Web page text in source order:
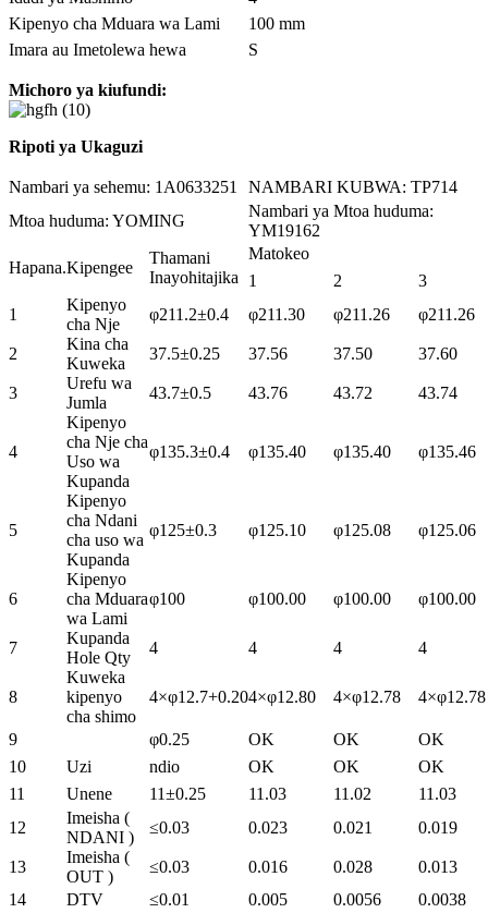
Kipenyo cha Mduara wa Lami
100 mm
Imara au Imetolewa hewa
S
Michoro ya kiufundi:
Ripoti ya Ukaguzi
Nambari ya sehemu: 1A0633251
NAMBARI KUBWA: TP714
Mtoa huduma: YOMING
Nambari ya Mtoa huduma:
YM19162
Hapana.Kipengee
Thamani
Inayohitajika
Matokeo
1
2
3
1
Kipenyo
cha Nje
φ211.2±0.4 φ211.30 φ211.26 φ211.26
2
Kina cha
Kuweka
37.5±0.25 37.56 37.50 37.60
3
Urefu wa
Jumla
43.7±0.5 43.76 43.72 43.74
4
Kipenyo
cha Nje cha
Uso wa
Kupanda
φ135.3±0.4 φ135.40 φ135.40 φ135.46
5
Kipenyo
cha Ndani
cha uso wa
Kupanda
φ125±0.3 φ125.10 φ125.08 φ125.06
6
Kipenyo
cha Mduara
wa Lami
φ100 φ100.00 φ100.00 φ100.00
7
Kupanda
Hole Qty
4 4 4 4
8
Kuweka
kipenyo
cha shimo
4×φ12.7+0.204×φ12.80 4×φ12.78 4×φ12.78
9 φ0.25 OK OK
OK
10
Uzi ndio OK OK
OK
11
Unene 11±0.25 11.03 11.02
11.03
12
Imeisha (
NDANI )
≤0.03 0.023 0.021 0.019
13
Imeisha (
OUT )
≤0.03 0.016 0.028
0.013
14
DTV ≤0.01 0.005 0.0056 0.0038